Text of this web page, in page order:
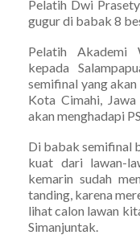
Pelatih Dwi
gugur di babak 8
Pelatih Akademi
kepada
semifinal yang
Kota Cimahi,
akan menghadapi
Di babak semifinal
kuat dari lawan-
kemarin sudah
tanding, karena
lihat calon lawan
Simanjuntak.